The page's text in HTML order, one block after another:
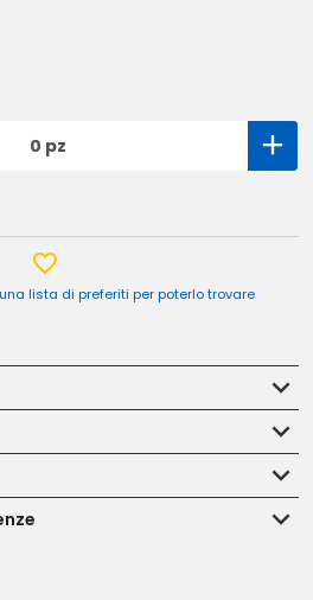
0 pz
lista di preferiti per poterlo trovare